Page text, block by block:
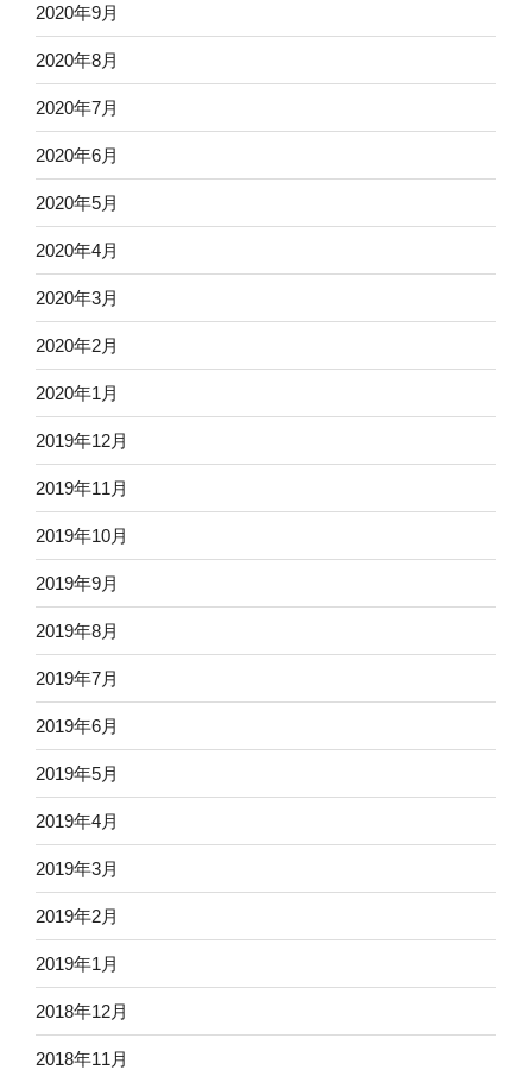
2020年9月
2020年8月
2020年7月
2020年6月
2020年5月
2020年4月
2020年3月
2020年2月
2020年1月
2019年12月
2019年11月
2019年10月
2019年9月
2019年8月
2019年7月
2019年6月
2019年5月
2019年4月
2019年3月
2019年2月
2019年1月
2018年12月
2018年11月